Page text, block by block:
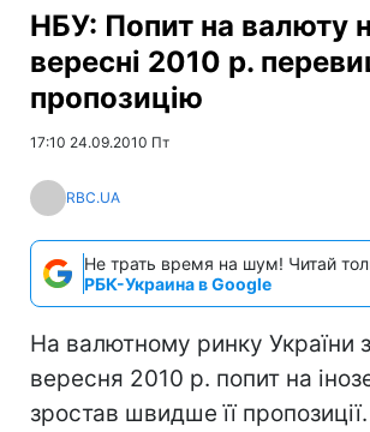
НБУ: Попит на валюту
вересні 2010 р.
пропозицію
17:10 24.09.2010 Пт
RBC.UA
Не трать время на шум! Читай
РБК-Украина в Google
На валютному ринку України
вересня 2010 р. попит на
зростав швидше її